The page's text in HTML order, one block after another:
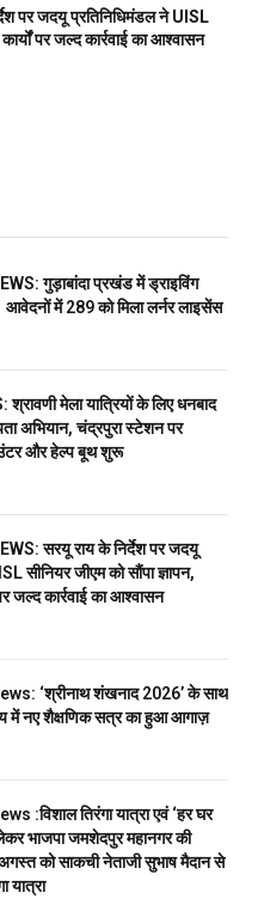
पर जदयू प्रतिनिधिमंडल ने UISL
पर जल्द कार्रवाई का आश्वासन
गुड़ाबांदा प्रखंड में ड्राइविंग
में 289 को मिला लर्नर लाइसेंस
मेला यात्रियों के लिए धनबाद
अभियान, चंद्रपुरा स्टेशन पर
और हेल्प बूथ शुरू
सरयू राय के निर्देश पर जदयू
सीनियर जीएम को सौंपा ज्ञापन,
जल्द कार्रवाई का आश्वासन
‘श्रीनाथ शंखनाद 2026’ के साथ
में नए शैक्षणिक सत्र का हुआ आगाज़
:विशाल तिरंगा यात्रा एवं ‘हर घर
भाजपा जमशेदपुर महानगर की
को साकची नेताजी सुभाष मैदान से
यात्रा